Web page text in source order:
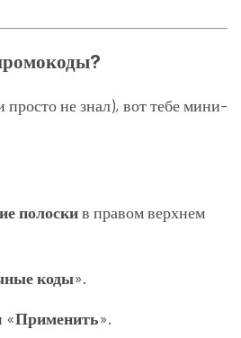
просто не знал), вот тебе мини-
полоскив правом верхнем
коды».
«Применить».